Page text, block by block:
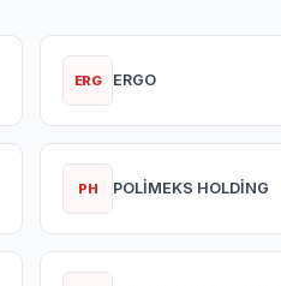
ERG ERGO
PH POLİMEKS HOLDİNG